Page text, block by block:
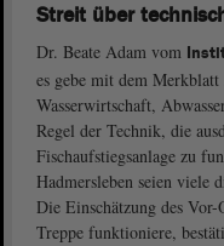
Streit über
Dr. Beate Adam vom
es gebe mit dem
Wasserwirtschaft,
Regel der Technik, die
Fischaufstiegsanlage zu
Hadmersleben seien viele
Die Einschätzung des
Treppe funktioniere,